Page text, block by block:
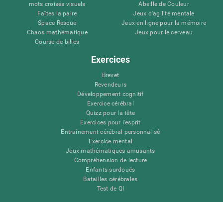
mots croisés visuels
Faîtes la paire
Space Rescue
Chaos mathématique
Course de billes
Abeille de Couleur
Jeux d'agilité mentale
Jeux en ligne pour la mémoire
Jeux pour le cerveau
Exercices
Brevet
Revendeurs
Développement cognitif
Exercice cérébral
Quizz pour la tête
Exercices pour l'esprit
Entraînement cérébral personnalisé
Exercice mental
Jeux mathématiques amusants
Compréhension de lecture
Enfants surdoués
Batailles cérébrales
Test de QI